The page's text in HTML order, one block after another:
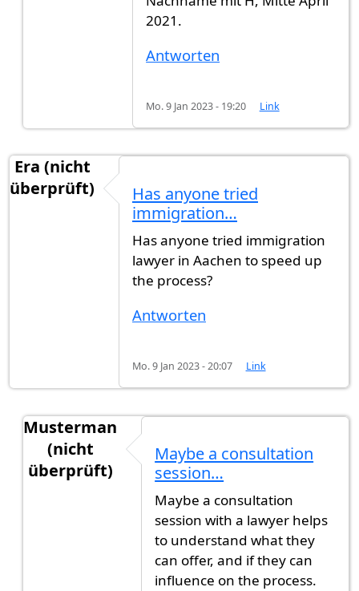
2021.
Antworten
Mo. 9 Jan 2023 - 19:20 Link
Era (nicht
überprüft)
Has anyone tried
immigration…
Has anyone tried immigration
lawyer in Aachen to speed up
the process?
Antworten
Mo. 9 Jan 2023 - 20:07 Link
Musterman
(nicht
überprüft)
Has anyone tried immigration…
Maybe a consultation
session…
Maybe a consultation
session with a lawyer helps
to understand what they
can offer, and if they can
influence on the process.